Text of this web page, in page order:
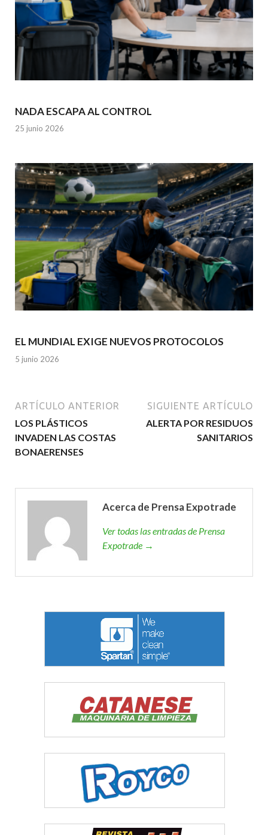
NADA ESCAPA AL CONTROL
25 junio 2026
EL MUNDIAL EXIGE NUEVOS PROTOCOLOS
5 junio 2026
ARTÍCULO ANTERIOR
LOS PLÁSTICOS
INVADEN LAS COSTAS
BONAERENSES
SIGUIENTE ARTÍCULO
ALERTA POR RESIDUOS
SANITARIOS
Acerca de Prensa Expotrade
Ver todas las entradas de Prensa
Expotrade →